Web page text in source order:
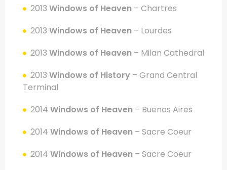
2013 Windows of Heaven – Chartres
2013 Windows of Heaven – Lourdes
2013 Windows of Heaven – Milan Cathedral
2013 Windows of History – Grand Central
Terminal
2014 Windows of Heaven – Buenos Aires
2014 Windows of Heaven – Sacre Coeur
2014 Windows of Heaven – Sacre Coeur